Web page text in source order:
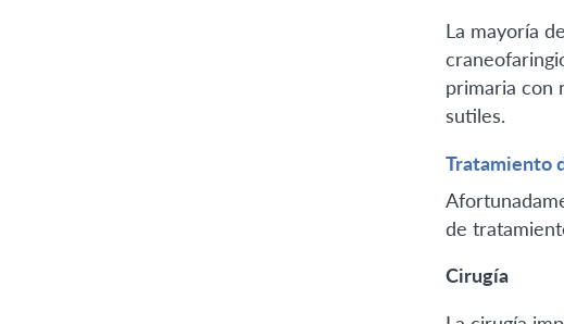
La mayoría
primaria con
sutiles.
Tratamiento
de
Cirugía